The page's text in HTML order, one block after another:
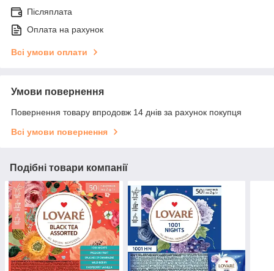
Післяплата
Оплата на рахунок
Всі умови оплати
Умови повернення
Повернення товару впродовж 14 днів за рахунок покупця
Всі умови повернення
Подібні товари компанії